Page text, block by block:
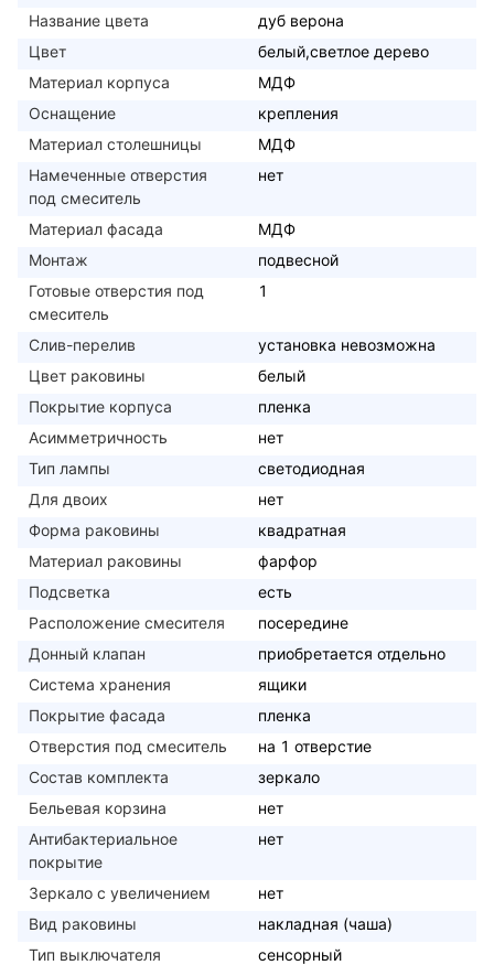
Название цвета
дуб верона
Цвет
белый,светлое дерево
Материал корпуса
МДФ
Оснащение
крепления
Материал столешницы
МДФ
Намеченные отверстия
под смеситель
нет
Материал фасада
МДФ
Монтаж
подвесной
Готовые отверстия под
смеситель
1
Слив-перелив
установка невозможна
Цвет раковины
белый
Покрытие корпуса
пленка
Асимметричность
нет
Тип лампы
светодиодная
Для двоих
нет
Форма раковины
квадратная
Материал раковины
фарфор
Подсветка
есть
Расположение смесителя
посередине
Донный клапан
приобретается отдельно
Система хранения
ящики
Покрытие фасада
пленка
Отверстия под смеситель
на 1 отверстие
Состав комплекта
зеркало
Бельевая корзина
нет
Антибактериальное
покрытие
нет
Зеркало с увеличением
нет
Вид раковины
накладная (чаша)
Тип выключателя
сенсорный